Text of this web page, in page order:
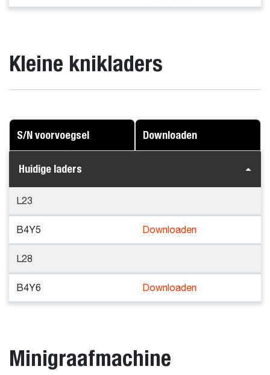
Kleine knikladers
S/N voorvoegsel Downloaden
Huidige laders
L23
B4Y5 Downloaden
L28
B4Y6 Downloaden
Minigraafmachine